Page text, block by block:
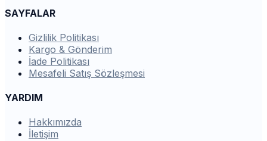
SAYFALAR
Gizlilik Politikası
Kargo & Gönderim
İade Politikası
Mesafeli Satış Sözleşmesi
YARDIM
Hakkımızda
İletişim